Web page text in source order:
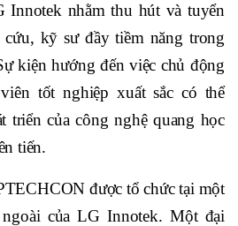
Innotek nhằm thu hút và tuyển
cứu, kỹ sư đầy tiềm năng trong
kiện hướng đến việc chủ động
tốt nghiệp xuất sắc có thể
triển của công nghệ quang học
tiến.
được tổ chức tại một
của LG Innotek. Một đại